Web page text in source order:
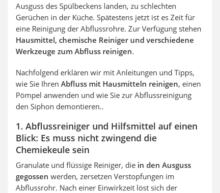
Ausguss des Spülbeckens landen, zu schlechten
Gerüchen in der Küche. Spätestens jetzt ist es Zeit für
eine Reinigung der Abflussrohre. Zur Verfügung stehen
Hausmittel, chemische Reiniger und verschiedene
Werkzeuge zum Abfluss reinigen.
Nachfolgend erklären wir mit Anleitungen und Tipps,
wie Sie Ihren Abfluss mit Hausmitteln reinigen, einen
Pömpel anwenden und wie Sie zur Abflussreinigung
den Siphon demontieren..
1. Abflussreiniger und Hilfsmittel auf einen
Blick: Es muss nicht zwingend die
Chemiekeule sein
Granulate und flüssige Reiniger, die in den Ausguss
gegossen werden, zersetzen Verstopfungen im
Abflussrohr. Nach einer Einwirkzeit löst sich der